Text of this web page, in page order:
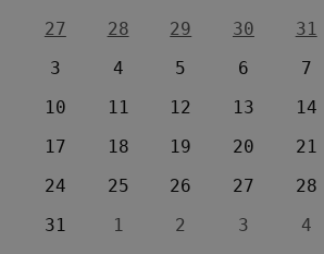
27
28 29 30 31
3
4 5 6 7
10
11 12 13 14
17
18 19 20 21
24
25 26 27 28
31
1 2 3 4